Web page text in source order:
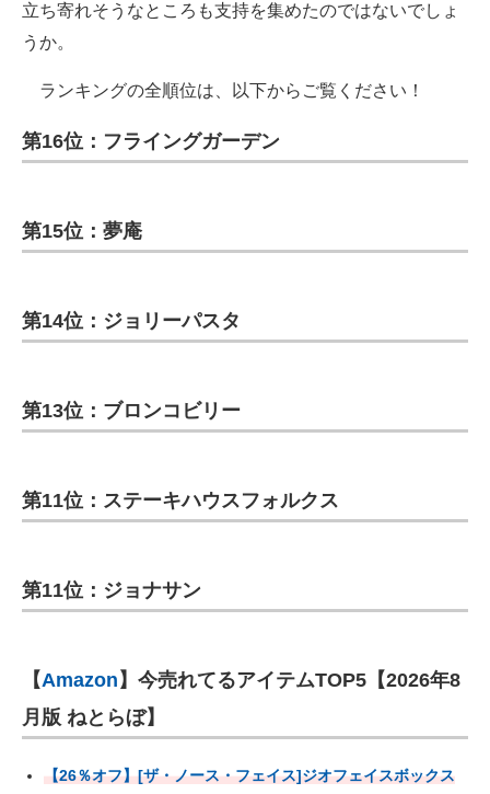
立ち寄れそうなところも支持を集めたのではないでしょ
うか。
ランキングの全順位は、以下からご覧ください！
第16位：フライングガーデン
第15位：夢庵
第14位：ジョリーパスタ
第13位：ブロンコビリー
第11位：ステーキハウスフォルクス
第11位：ジョナサン
【Amazon 】今売れてるアイテムTOP5【2026年8
月版 ねとらぼ】
【26％オフ】[ザ・ノース・フェイス]ジオフェイスボックス